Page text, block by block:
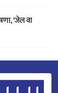
‘जेल वा